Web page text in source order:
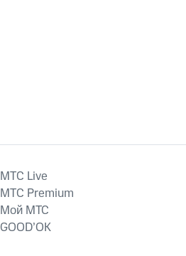
MTС Live
MTС Premium
Мой МТС
GOOD’OK